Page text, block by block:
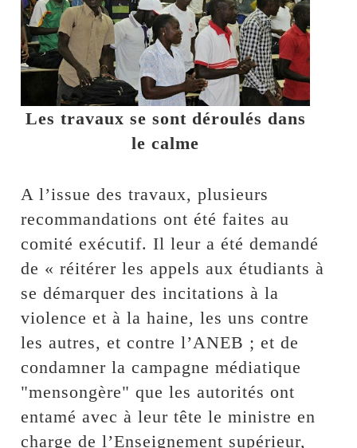
Les travaux se sont déroulés dans
le calme
A l’issue des travaux, plusieurs
recommandations ont été faites au
comité exécutif. Il leur a été demandé
de « réitérer les appels aux étudiants à
se démarquer des incitations à la
violence et à la haine, les uns contre
les autres, et contre l’ANEB ; et de
condamner la campagne médiatique
"mensongère" que les autorités ont
entamé avec à leur tête le ministre en
charge de l’Enseignement supérieur,